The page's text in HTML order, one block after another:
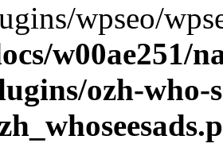
wpseo/
w00ae251/
ozh-who-